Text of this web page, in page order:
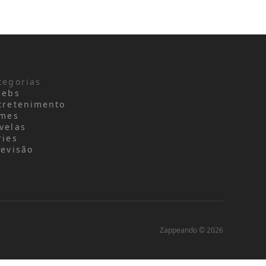
Zappeando © 2026